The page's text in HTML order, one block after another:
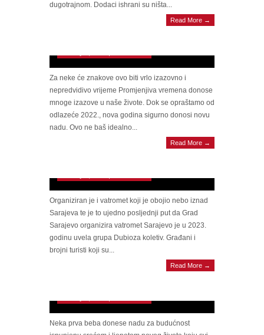
dugotrajnom. Dodaci ishrani su ništa...
Read More →
HOROSKOP ZA 2023. Saznajte šta nosi
Za neke će znakove ovo biti vrlo izazovno i
nepredvidivo vrijeme Promjenjiva vremena donose
mnoge izazove u naše živote. Dok se opraštamo od
odlazeće 2022., nova godina sigurno donosi novu
nadu. Ovo ne baš idealno...
Read More →
SPEKTAKULARNA NOĆ Javnom dočeku
Nove godine u Sarajevu prisustvovalo više od
Organiziran je i vatromet koji je obojio nebo iznad
Sarajeva te je to ujedno posljednji put da Grad
Sarajevo organizira vatromet Sarajevo je u 2023.
godinu uvela grupa Dubioza koletiv. Građani i
brojni turisti koji su...
Read More →
GRADONAČELNICA SARAJEVA
Benjamina Karić darovala prvorođenu bebu:
Neka prva beba donese nadu za budućnost